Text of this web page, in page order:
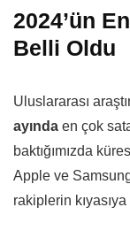
2024’ün
Belli Oldu
Uluslararası
ayında en çok
baktığımızda
Apple ve Samsung
rakiplerin